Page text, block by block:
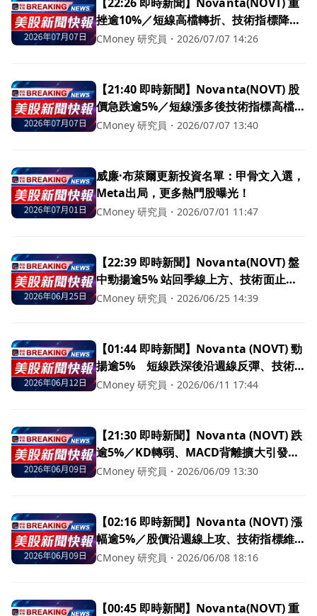
挫逾10%／短線高檔轉折、技術指標降溫
引發賣壓
CMoney 研究員 ・ 2026/07/07 14:26
【21:40 即時新聞】Novanta(NOVT) 股
價急跌逾5%／短線漲多後技術指標高檔轉
弱
CMoney 研究員 ・ 2026/07/07 13:40
威廉·布萊爾更新投資名單：甲骨文入選，
Meta出局，更多熱門股曝光！
CMoney 研究員 ・ 2026/07/01 11:47
【22:39 即時新聞】Novanta(NOVT) 盤
中勁揚逾5% 站回季線上方、技術面止跌
回穩
CMoney 研究員 ・ 2026/06/25 14:39
【01:44 即時新聞】Novanta (NOVT) 勁
揚逾5% 短線跌深後沿週線反彈、技術指
標脫離高檔轉弱區
CMoney 研究員 ・ 2026/06/11 17:44
【21:30 即時新聞】Novanta (NOVT) 跌
逾5%／KD轉弱、MACD背離擴大引發技
術性回檔
CMoney 研究員 ・ 2026/06/09 13:30
【02:16 即時新聞】Novanta (NOVT) 漲
幅逾5%／股價沿週線上攻、技術指標維持
多頭
CMoney 研究員 ・ 2026/06/08 18:16
【00:45 即時新聞】Novanta(NOVT) 重